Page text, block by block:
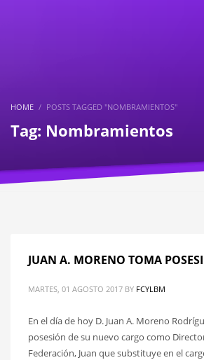
HOME POSTS TAGGED "NOMBRAMIENTOS"
Tag: Nombramientos
JUAN A. MORENO TOMA
MARTES, 01 AGOSTO 2017 BY FCYLBM
En el día de hoy D. Juan A. Moreno
posesión de su nuevo cargo como
Federación, Juan que substituye en el